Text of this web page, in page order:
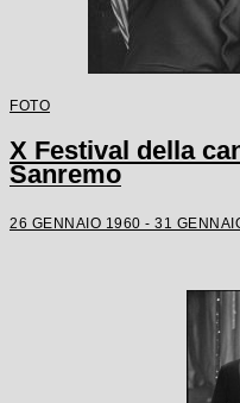
FOTO
X Festival della
Sanremo
26 GENNAIO 1960 - 31